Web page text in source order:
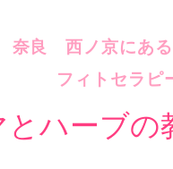
奈良 西ノ京にあ
フィトセラピ
とハーブ